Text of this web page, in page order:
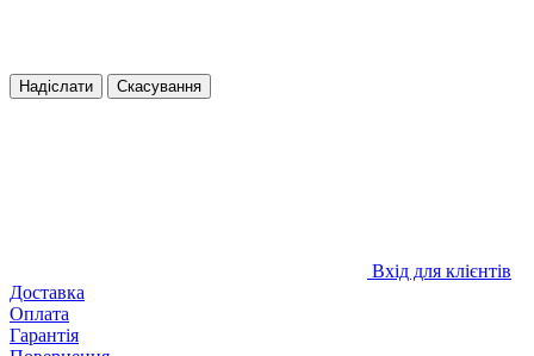
Надіслати Скасування
Вхід для клієнтів
Доставка
Оплата
Гарантія